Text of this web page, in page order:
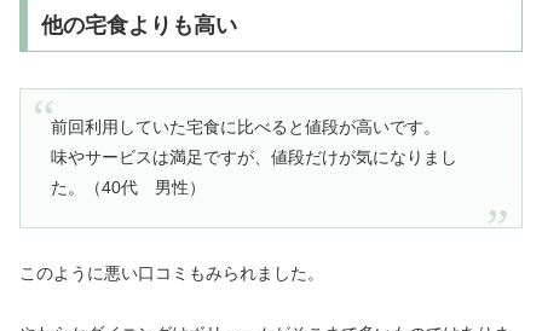
他の宅食よりも高い
前回利用していた宅食に比べると値段が高いです。
味やサービスは満足ですが、値段だけが気になりまし
た。（40代 男性）
このように悪い口コミもみられました。